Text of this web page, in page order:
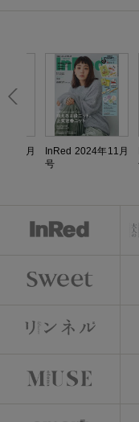
年4月
InRed 2024年11月
号